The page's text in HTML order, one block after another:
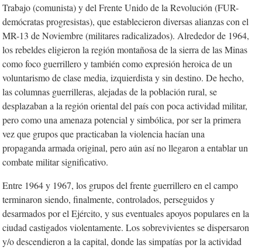
Trabajo (comunista) y del Frente Unido de la Revolución (FUR-
demócratas progresistas), que establecieron diversas alianzas con el
MR-13 de Noviembre (militares radicalizados). Alrededor de 1964,
los rebeldes eligieron la región montañosa de la sierra de las Minas
como foco guerrillero y también como expresión heroica de un
voluntarismo de clase media, izquierdista y sin destino. De hecho,
las columnas guerrilleras, alejadas de la población rural, se
desplazaban a la región oriental del país con poca actividad militar,
pero como una amenaza potencial y simbólica, por ser la primera
vez que grupos que practicaban la violencia hacían una
propaganda armada original, pero aún así no llegaron a entablar un
combate militar significativo.
Entre 1964 y 1967, los grupos del frente guerrillero en el campo
terminaron siendo, finalmente, controlados, perseguidos y
desarmados por el Ejército, y sus eventuales apoyos populares en la
ciudad castigados violentamente. Los sobrevivientes se dispersaron
y/o descendieron a la capital, donde las simpatías por la actividad